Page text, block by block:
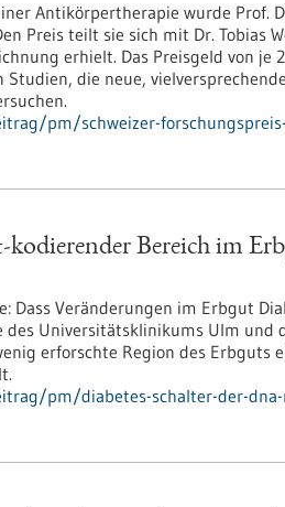
Antikörpertherapie wurde Prof.
Preis teilt sie sich mit Dr. Tobias
erhielt. Das Preisgeld von je
die neue,
pm/schweizer-
Bereich im
Dass Veränderungen im Erbgut
Universitätsklinikums Ulm und
erforschte Region des Erbguts
pm/diabetes-schalter-der-